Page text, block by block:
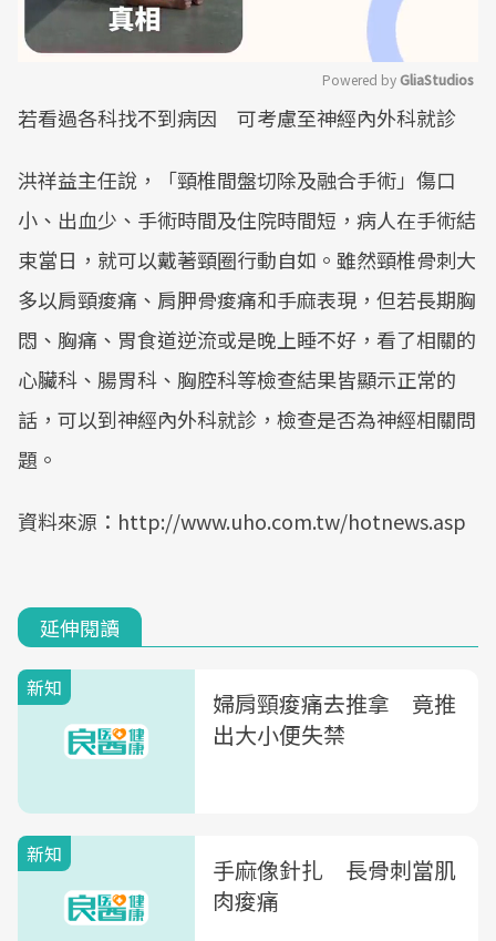
Mute
Powered by GliaStudios
若看過各科找不到病因 可考慮至神經內外科就診
洪祥益主任說，「頸椎間盤切除及融合手術」傷口
小、出血少、手術時間及住院時間短，病人在手術結
束當日，就可以戴著頸圈行動自如。雖然頸椎骨刺大
多以肩頸痠痛、肩胛骨痠痛和手麻表現，但若長期胸
悶、胸痛、胃食道逆流或是晚上睡不好，看了相關的
心臟科、腸胃科、胸腔科等檢查結果皆顯示正常的
話，可以到神經內外科就診，檢查是否為神經相關問
題。
資料來源：http://www.uho.com.tw/hotnews.asp
延伸閱讀
新知
婦肩頸痠痛去推拿 竟推
出大小便失禁
新知
手麻像針扎 長骨刺當肌
肉痠痛